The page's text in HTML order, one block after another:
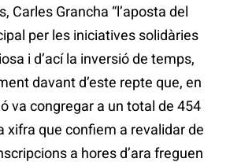
Carles Grancha “l’aposta del
per les iniciatives solidàries
i d’ací la inversió de temps,
davant d’este repte que, en
va congregar a un total de 454
xifra que confiem a revalidar de
a hores d’ara freguen